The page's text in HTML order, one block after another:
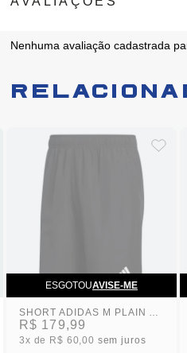
Nenhuma avaliação cadastrada
ESGOTOUAVISE-ME
SHORT ADIDAS M PLAIN AEROREADY PRETO MASCULINO
R$ 179,99
3x R$ 60,00 sem juros